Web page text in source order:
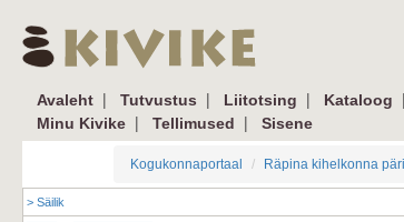
Avaleht | Tutvustus | Liitotsing | Kataloog |
Minu Kivike | Tellimused | Sisene
Kogukonnaportaal Räpina kihelkonna
> Säilik